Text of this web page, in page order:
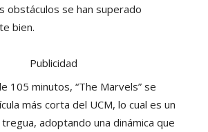
obstáculos se han superado
bien.
Publicidad
105 minutos, “The Marvels” se
más corta del UCM, lo cual es un
adoptando una dinámica que